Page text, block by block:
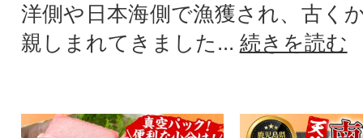
洋側や日本海側で漁獲され、古く
親しまれてきました... 続きを読む